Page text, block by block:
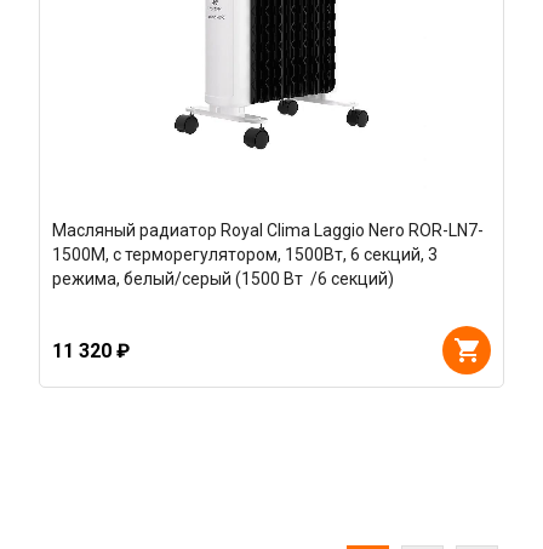
Масляный радиатор Royal Clima Laggio Nero ROR-LN7-
1500M, с терморегулятором, 1500Вт, 6 секций, 3
режима, белый/серый (1500 Вт /6 секций)
11 320 ₽